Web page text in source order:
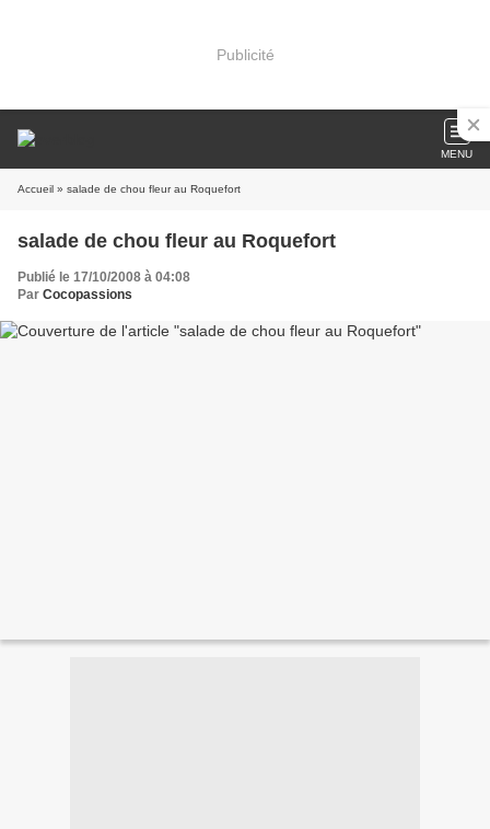
Publicité
MENU
Accueil » salade de chou fleur au Roquefort
salade de chou fleur au Roquefort
Publié le 17/10/2008 à 04:08
Par Cocopassions